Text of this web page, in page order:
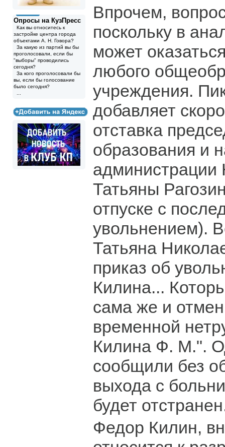
Опросы на КузПресс
Как вы относитесь к
застройке центра города
объектами А. Н. Говора?
За какую из партий вы бы
проголосовали, если бы
"выборы" проводились
сегодня?
За кого проголосовали бы
вы, если бы голосование
было сегодня?
Впрочем,
поскольку в
может
любого
учреждения.
добавляет
отставка
образования и
администрации
Татьяны
отпуске с
увольнением).
Татьяна
приказ об
Килина...
сама же и
временной
Килина Ф. М.".
сообщили без
выхода с
будет
Федор Килин,